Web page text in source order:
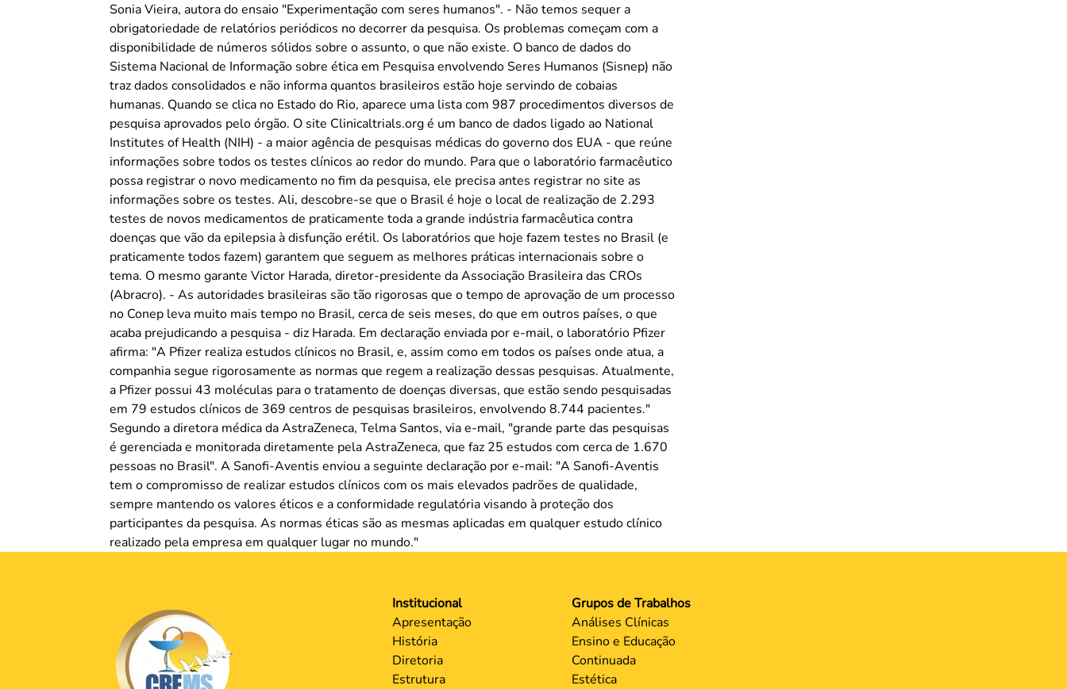
Sonia Vieira, autora do ensaio "Experimentação com seres humanos". - Não temos sequer a
obrigatoriedade de relatórios periódicos no decorrer da pesquisa. Os problemas começam com a
disponibilidade de números sólidos sobre o assunto, o que não existe. O banco de dados do
Sistema Nacional de Informação sobre ética em Pesquisa envolvendo Seres Humanos (Sisnep) não
traz dados consolidados e não informa quantos brasileiros estão hoje servindo de cobaias
humanas. Quando se clica no Estado do Rio, aparece uma lista com 987 procedimentos diversos de
pesquisa aprovados pelo órgão. O site Clinicaltrials.org é um banco de dados ligado ao National
Institutes of Health (NIH) - a maior agência de pesquisas médicas do governo dos EUA - que reúne
informações sobre todos os testes clínicos ao redor do mundo. Para que o laboratório farmacêutico
possa registrar o novo medicamento no fim da pesquisa, ele precisa antes registrar no site as
informações sobre os testes. Ali, descobre-se que o Brasil é hoje o local de realização de 2.293
testes de novos medicamentos de praticamente toda a grande indústria farmacêutica contra
doenças que vão da epilepsia à disfunção erétil. Os laboratórios que hoje fazem testes no Brasil (e
praticamente todos fazem) garantem que seguem as melhores práticas internacionais sobre o
tema. O mesmo garante Victor Harada, diretor-presidente da Associação Brasileira das CROs
(Abracro). - As autoridades brasileiras são tão rigorosas que o tempo de aprovação de um processo
no Conep leva muito mais tempo no Brasil, cerca de seis meses, do que em outros países, o que
acaba prejudicando a pesquisa - diz Harada. Em declaração enviada por e-mail, o laboratório Pfizer
afirma: "A Pfizer realiza estudos clínicos no Brasil, e, assim como em todos os países onde atua, a
companhia segue rigorosamente as normas que regem a realização dessas pesquisas. Atualmente,
a Pfizer possui 43 moléculas para o tratamento de doenças diversas, que estão sendo pesquisadas
em 79 estudos clínicos de 369 centros de pesquisas brasileiros, envolvendo 8.744 pacientes."
Segundo a diretora médica da AstraZeneca, Telma Santos, via e-mail, "grande parte das pesquisas
é gerenciada e monitorada diretamente pela AstraZeneca, que faz 25 estudos com cerca de 1.670
pessoas no Brasil". A Sanofi-Aventis enviou a seguinte declaração por e-mail: "A Sanofi-Aventis
tem o compromisso de realizar estudos clínicos com os mais elevados padrões de qualidade,
sempre mantendo os valores éticos e a conformidade regulatória visando à proteção dos
participantes da pesquisa. As normas éticas são as mesmas aplicadas em qualquer estudo clínico
realizado pela empresa em qualquer lugar no mundo."
Institucional
Apresentação
História
Diretoria
Estrutura
Grupos de Trabalhos
Análises Clínicas
Ensino e Educação
Continuada
Estética